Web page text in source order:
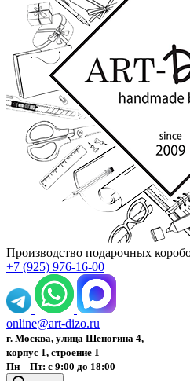
Производство подарочных
+7 (925) 976-16-00
online@art-dizo.ru
г. Москва, улица Шеногина 4,
корпус 1, строение 1
Пн – Пт: с 9:00 до 18:00